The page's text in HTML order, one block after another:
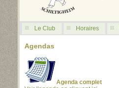
Le Club Horaires
Agendas
Agenda complet